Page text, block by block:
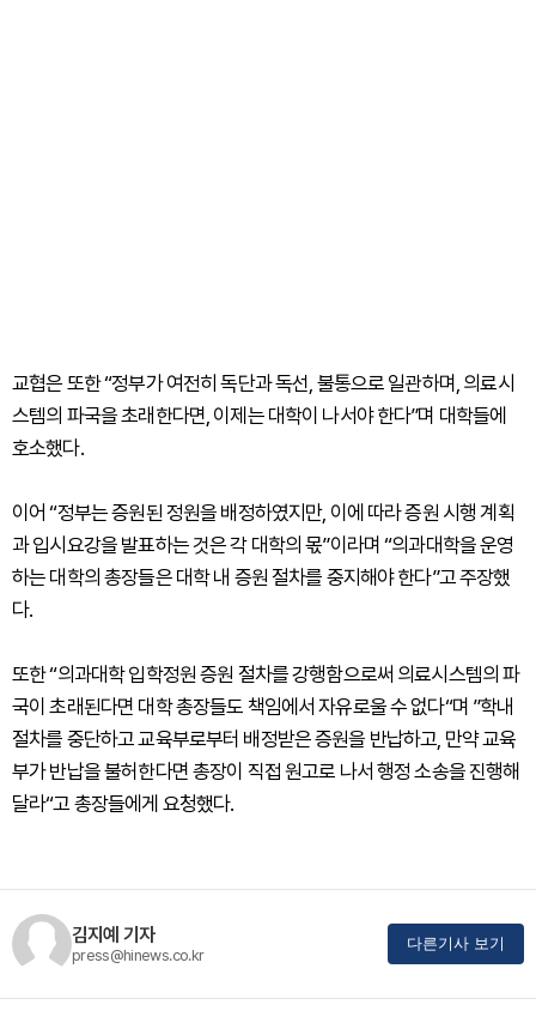
교협은 또한 “정부가 여전히 독단과 독선, 불통으로 일관하며, 의료시
스템의 파국을 초래한다면, 이제는 대학이 나서야 한다”며 대학들에
호소했다.
이어 “정부는 증원된 정원을 배정하였지만, 이에 따라 증원 시행 계획
과 입시요강을 발표하는 것은 각 대학의 몫”이라며 “의과대학을 운영
하는 대학의 총장들은 대학 내 증원 절차를 중지해야 한다”고 주장했
다.
또한 “의과대학 입학정원 증원 절차를 강행함으로써 의료시스템의 파
국이 초래된다면 대학 총장들도 책임에서 자유로울 수 없다“며 ”학내
절차를 중단하고 교육부로부터 배정받은 증원을 반납하고, 만약 교육
부가 반납을 불허한다면 총장이 직접 원고로 나서 행정 소송을 진행해
달라“고 총장들에게 요청했다.
김지예 기자
press@hinews.co.kr
다른기사 보기